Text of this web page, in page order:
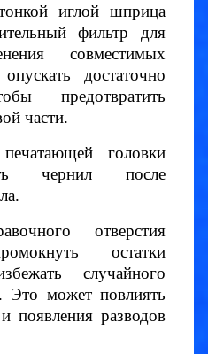
иглой шприца
фильтр для
совместимых
достаточно
предотвратить
части.
головки
чернил после
отверстия
остатки
случайного
Это может повлиять
появления разводов